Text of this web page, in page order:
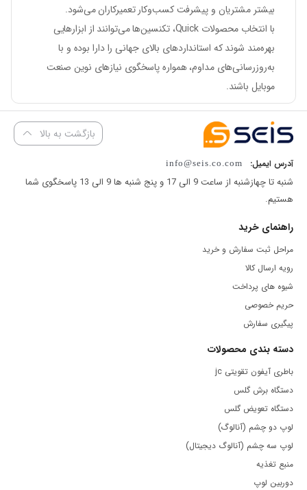
بیشتر مشتریان و پیشرفت کسب‌وکار تعمیرکاران می‌شود.
با انتخاب محصولات Quick، تکنسین‌ها می‌توانند از ابزارهایی
بهره‌مند شوند که استانداردهای بالای جهانی را دارا بوده و با
به‌روزرسانی‌های مداوم، همواره پاسخگوی نیازهای نوین صنعت
موبایل باشند.
بازگشت به بالا
آدرس ایمیل: info@seis.co.com
شنبه تا چهازشنبه از ساعت 9 الی 17 و پنج شنبه ها 9 الی 13 پاسخگوی شما
هستیم.
راهنمای خرید
مراحل ثبت سفارش و خرید
رویه ارسال کالا
شیوه های پرداخت
حریم خصوصی
پیگیری سفارش
دسته بندی محصولات
باطری آیفون تقویتی jc
دستگاه برش گلس
دستگاه تعویض گلس
لوپ دو چشم (آنالوگ)
لوپ سه چشم (آنالوگ دیجیتال)
منبع تغذیه
دوربین لوپ